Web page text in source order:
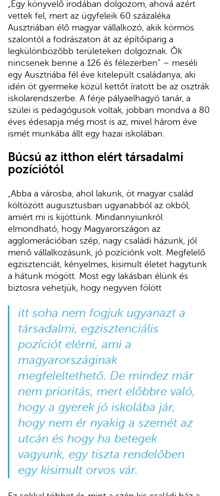
„Egy könyvelő irodában dolgozom, ahová azért
vettek fel, mert az ügyfeleik 60 százaléka
Ausztriában élő magyar vállalkozó, akik körmös
szalontól a fodrászaton át az építőiparig a
legkülönbözőbb területeken dolgoznak. Ők
nincsenek benne a 126 és félezerben” – meséli
egy Ausztriába fél éve kitelepült családanya, aki
idén öt gyermeke közül kettőt íratott be az osztrák
iskolarendszerbe. A férje pályaelhagyó tanár, a
szülei is pedagógusok voltak, jobban mondva a 80
éves édesapja még most is az, mivel három éve
ismét munkába állt egy hazai iskolában.
Búcsú az itthon elért társadalmi
pozíciótól
„Abba a városba, ahol lakunk, öt magyar család
költözött augusztusban ugyanabból az okból,
amiért mi is kijöttünk. Mindannyiunkról
elmondható, hogy Magyarországon az
agglomerációban szép, nagy családi házunk, jól
menő vállalkozásunk, jó pozíciónk volt. Megfelelő
egzisztenciát, kényelmes, kisimult életet hagytunk
a hátunk mögött. Most egy lakásban élünk és
biztosra vehetjük, hogy negyven fölött
itt soha nem fogjuk ugyanazt a
társadalmi, egzisztenciális
pozíciót elérni, ami a
magyarországinak
megfeleltethető. De mindez már
nem prioritás, mert előbbre való,
hogy a gyerek jó iskolába jár,
hogy nem ér nyakig a szemét az
utcán és hogy ha betegek
vagyunk, egy tiszta rendelőben
egy kisimult orvos vár.